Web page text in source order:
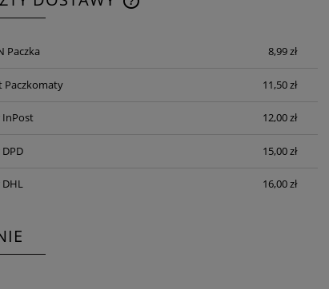
Paczka 8,99 zł
Paczkomaty 11,50 zł
InPost 12,00 zł
15,00 zł
16,00 zł